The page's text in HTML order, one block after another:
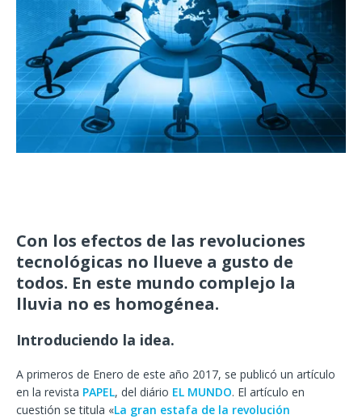
Con los efectos de las revoluciones
tecnológicas no llueve a gusto de
todos. En este mundo complejo la
lluvia no es homogénea.
Introduciendo la idea.
A primeros de Enero de este año 2017, se publicó un artículo
en la revista PAPEL, del diário EL MUNDO. El artículo en
cuestión se titula «La gran estafa de la revolución